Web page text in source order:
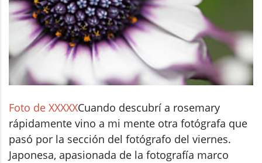
Foto de XXXXXCuando descubrí a rosemary
rápidamente vino a mi mente otra fotógrafa que
pasó por la sección del fotógrafo del viernes.
Japonesa, apasionada de la fotografía marco